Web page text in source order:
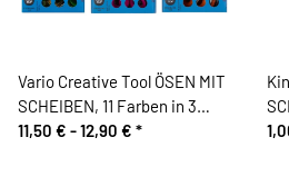
Vario Creative Tool ÖSEN MIT
SCHEIBEN, 11 Farben in 3
Größen, Prym
11,50 € -12,90 € *